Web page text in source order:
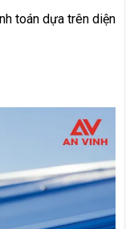
toán dựa trên diện